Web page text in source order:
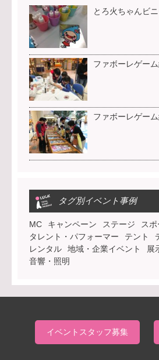
とろ火ちゃんビ
ファボーレゲー
ファボーレゲー
タグ別イベント事例
MC キャンペーン ステージ
ス
タレント・パフォーマー
テント
レンタル
地域・企業イベント 展
音響・照明
イベントスタッフ募集